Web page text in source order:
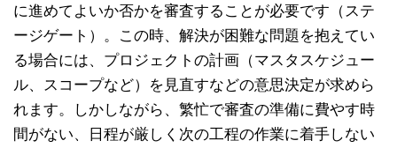
に進めてよいか否かを審査することが必要です（ステ
ージゲート）。この時、解決が困難な問題を抱えてい
る場合には、プロジェクトの計画（マスタスケジュー
ル、スコープなど）を見直すなどの意思決定が求めら
れます。しかしながら、繁忙で審査の準備に費やす時
間がない、日程が厳しく次の工程の作業に着手しない